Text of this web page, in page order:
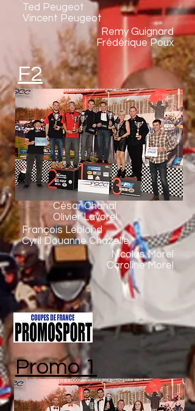
Ted Peugeot
Vincent Peugeot
Remy Guignard
Frédérique Poux
F2
François Leblond
Cyril Douanne Chazelle
Nicolas Morel
Caroline Morel
César Chanal
Olivier Lavorel
Promo 1